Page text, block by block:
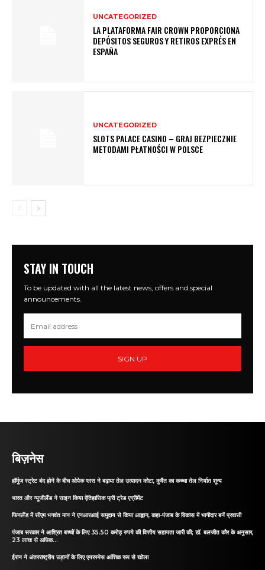
UNCATEGORIZED
LA PLATAFORMA FAIR CROWN PROPORCIONA
DEPÓSITOS SEGUROS Y RETIROS EXPRÉS EN
ESPAÑA
UNCATEGORIZED
SLOTS PALACE CASINO – GRAJ BEZPIECZNIE
METODAMI PŁATNOŚCI W POLSCE
STAY IN TOUCH
To be updated with all the latest news, offers and special
announcements.
SIGN UP
बिज़नेस
हॉर्मुज स्ट्रेट बंद होने के बीच ओपेक प्लस ने बढ़ाया तेल उत्पादन कोटा, कुवैत का कच्चा तेल निर्यात शून्य
भारत और न्यूजीलैंड ने साइन किया ऐतिहासिक फ्री ट्रेड एग्रीमेंट
फिनलैंड में सीएम भगवंत मान ने एनआरआई समुदाय से किया आह्वान, कहा-पंजाब के विकास में भागीदार बनें प्रवासी
पंजाब सरकार ने आश्रित बच्चों के लिए 35.50 करोड़ रुपये की वित्तीय सहायता जारी की; डॉ. बलजीत कौर के अनुसार,
23 लाख से अधिक...
ईरान ने अंतरराष्ट्रीय उड़ानों के लिए एयरस्पेस आंशिक रूप से खोला